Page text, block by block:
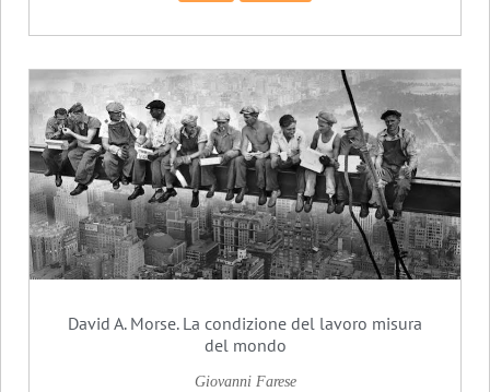
David A. Morse. La condizione del lavoro misura
del mondo
Giovanni Farese